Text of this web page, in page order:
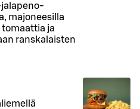
jalapeno-
majoneesilla
ja
ranskalaisten